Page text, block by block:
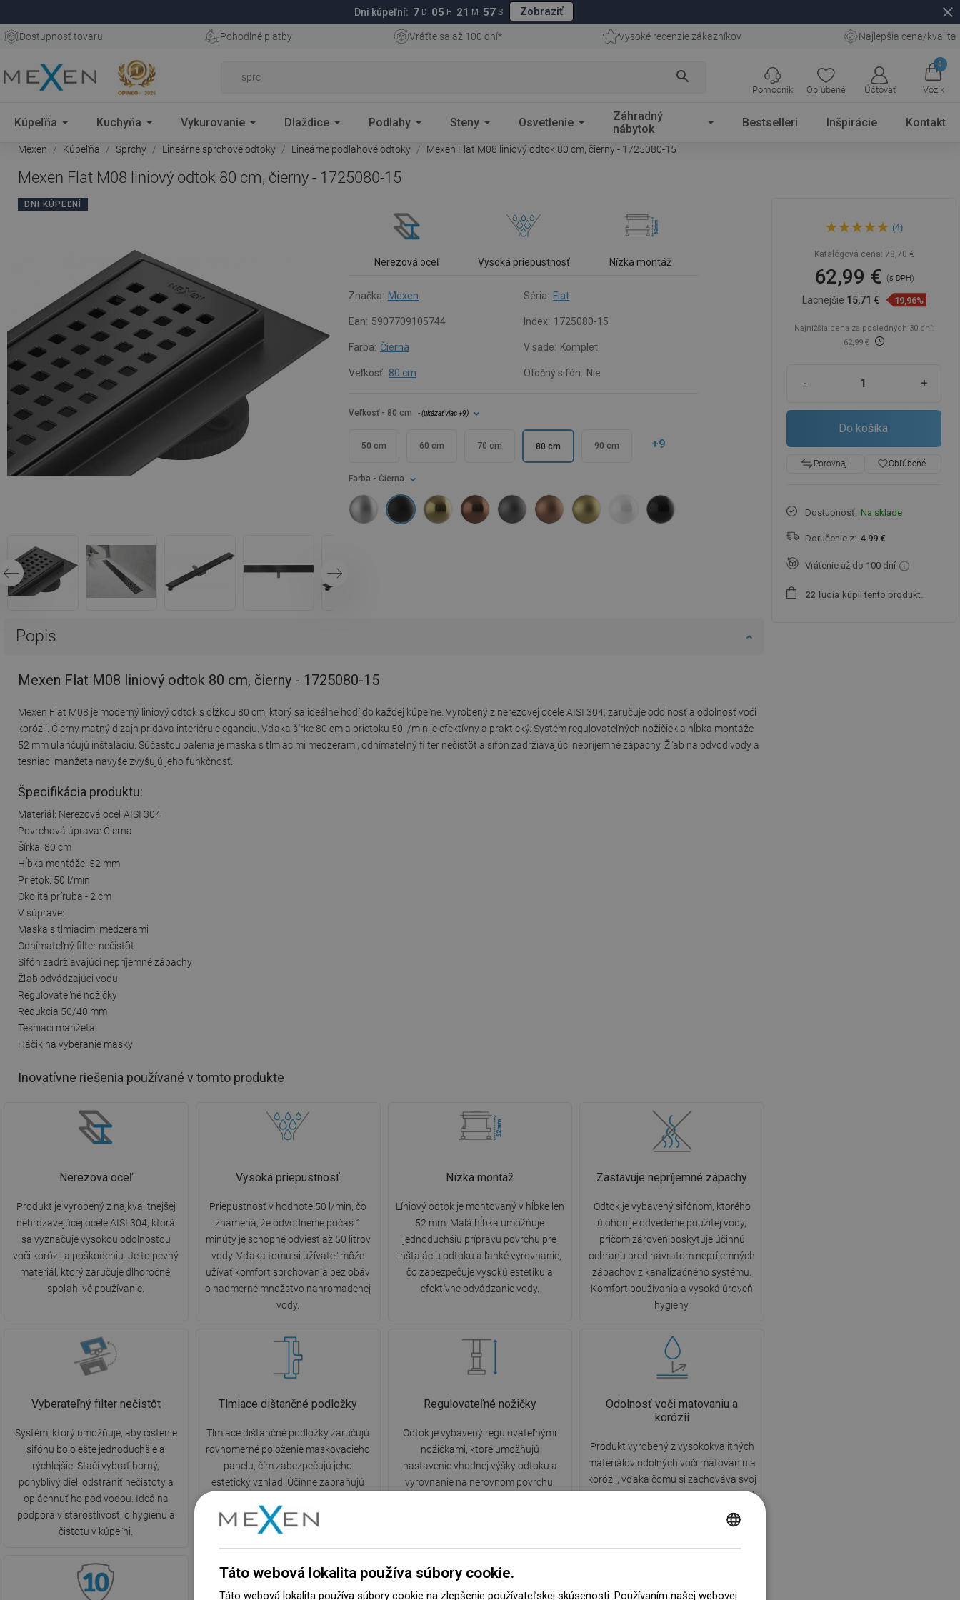
Dni kúpeľní: 7 D 05 H 21 M 56 S Zobraziť close
Dostupnosť tovaru Pohodlné platby Vráťte sa až 100 dní* Vysoké recenzie zákazníkov Najlepšia cena/kvalita
search
Obľúbené Účtovať
0
Vozík
Pomocník
Kúpeľňa Kuchyňa Vykurovanie Dlaždice Podlahy Steny Osvetlenie
Záhradný
nábytok
Bestselleri Inšpirácie Kontakt
Mexen Kúpeľňa Sprchy Lineárne sprchové odtoky Lineárne podlahové odtoky Mexen Flat M08 liniový odtok 80 cm, čierny - 1725080-15
Mexen Flat M08 liniový odtok 80 cm, čierny - 1725080-15
DNI KÚPEĽNÍ
Nerezová oceľ Vysoká priepustnosť Nízka montáž
Značka: Mexen Séria: Flat
Ean: 5907709105744 Index: 1725080-15
Farba: Čierna V sade: Komplet
Veľkosť: 80 cm Otočný sifón: Nie
Veľkosť- 80 cm - (ukázať viac+9)
50 cm 60 cm 70 cm 80 cm 90 cm +9
Farba - Čierna
Popis
Mexen Flat M08 liniový odtok 80 cm, čierny - 1725080-15
Mexen Flat M08 je moderný liniový odtok s dĺžkou 80 cm, ktorý sa ideálne hodí do každej kúpeľne. Vyrobený z nerezovej ocele AISI 304, zaručuje odolnosť a odolnosť voči
korózii. Čierny matný dizajn pridáva interiéru eleganciu. Vďaka šírke 80 cm a prietoku 50 l/min je efektívny a praktický. Systém regulovateľných nožičiek a hĺbka montáže
52 mm uľahčujú inštaláciu. Súčasťou balenia je maska s tlmiacimi medzerami, odnímateľný filter nečistôt a sifón zadržiavajúci nepríjemné zápachy. Žľab na odvod vody a
tesniaci manžeta navyše zvyšujú jeho funkčnosť.
Špecifikácia produktu:
Materiál: Nerezová oceľ AISI 304
Povrchová úprava: Čierna
Šírka: 80 cm
Hĺbka montáže: 52 mm
Prietok: 50 l/min
Okolitá príruba - 2 cm
V súprave:
Maska s tlmiacimi medzerami
Odnímateľný filter nečistôt
Sifón zadržiavajúci nepríjemné zápachy
Žľab odvádzajúci vodu
Regulovateľné nožičky
Redukcia 50/40 mm
Tesniaci manžeta
Háčik na vyberanie masky
Inovatívne riešenia používané v tomto produkte
Nerezová oceľ
Produkt je vyrobený z najkvalitnejšej
nehrdzavejúcej ocele AISI 304, ktorá
sa vyznačuje vysokou odolnosťou
voči korózii a poškodeniu. Je to pevný
materiál, ktorý zaručuje dlhoročné,
spoľahlivé používanie.
Vysoká priepustnosť
Priepustnosť v hodnote 50 l/min, čo
znamená, že odvodnenie počas 1
minúty je schopné odviesť až 50 litrov
vody. Vďaka tomu si užívateľ môže
užívať komfort sprchovania bez obáv
o nadmerné množstvo nahromadenej
vody.
Nízka montáž
Líniový odtok je montovaný v hĺbke len
52 mm. Malá hĺbka umožňuje
jednoduchšiu prípravu povrchu pre
inštaláciu odtoku a ľahké vyrovnanie,
čo zabezpečuje vysokú estetiku a
efektívne odvádzanie vody.
Zastavuje nepríjemné zápachy
Odtok je vybavený sifónom, ktorého
úlohou je odvedenie použitej vody,
pričom zároveň poskytuje účinnú
ochranu pred návratom nepríjemných
zápachov z kanalizačného systému.
Komfort používania a vysoká úroveň
hygieny.
Vyberateľný filter nečistôt
Systém, ktorý umožňuje, aby čistenie
sifónu bolo ešte jednoduchšie a
rýchlejšie. Stačí vybrať horný,
pohyblivý diel, odstrániť nečistoty a
opláchnuť ho pod vodou. Ideálna
podpora v starostlivosti o hygienu a
čistotu v kúpeľni.
Tlmiace dištančné podložky
Tlmiace dištančné podložky zaručujú
rovnomerné položenie maskovacieho
panelu, čím zabezpečujú jeho
estetický vzhľad. Účinne zabraňujú
vznikajúci pri dopade vody priamo na
odtok.
Regulovateľné nožičky
Odtok je vybavený regulovateľnými
nožičkami, ktoré umožňujú
nastavenie vhodnej výšky odtoku a
vyrovnanie na nerovnom povrchu.
Odolnosť voči matovaniu a
korózii
Produkt vyrobený z vysokokvalitných
materiálov odolných voči matovaniu a
korózii, vďaka čomu si zachováva svoj
atraktívny vzhľad a funkčnosť po dlhú
dobu používania, nezávisle od úrovne
Mexen Flat M08 liniový odtok
80 cm, čierny - 1725080-15
(4)
Katalógová cena: 78,70 €
62,99 € (s DPH)
Lacnejšie 15,71 € 19,96%
Najnižšia cena za posledných 30 dní:
62,99 €
- +
Do košíka
Porovnaj favorite_borderObľúbené
Dostupnosť: Na sklade
Doručenie z: 4.99 €
Vrátenie až do 100 dní
22 ľudia kúpil tento produkt.
Táto webová lokalita používa súbory cookie.
Táto webová lokalita používa súbory cookie na zlepšenie používateľskej skúsenosti. Používaním našej webovej